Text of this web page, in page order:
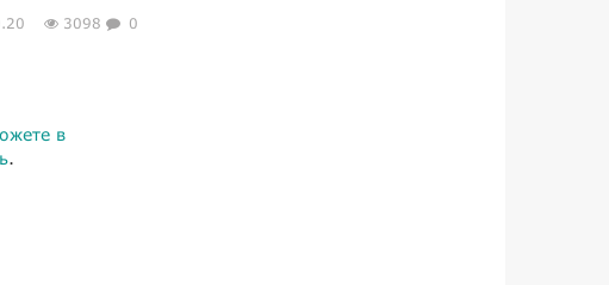
3098 0
в
.